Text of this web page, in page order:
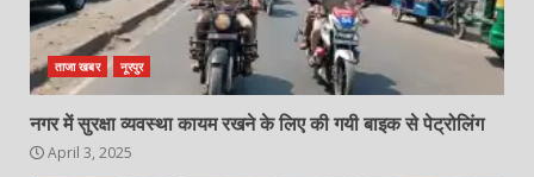
ताजा खबर नूरपुर
नगर में सुरक्षा व्यवस्था कायम रखने के लिए की गयी बाइक से पेट्रोलिंग
April 3, 2025